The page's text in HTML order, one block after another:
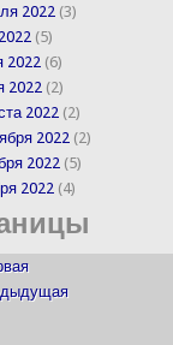
2022 (3)
(5)
2022 (6)
2022 (2)
2022 (2)
2022 (2)
2022 (5)
2022 (4)